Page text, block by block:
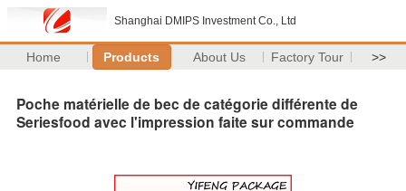
Shanghai DMIPS Investment Co., Ltd
Home Products About Us Factory Tour >>
Poche matérielle de bec de catégorie différente de
Seriesfood avec l'impression faite sur commande